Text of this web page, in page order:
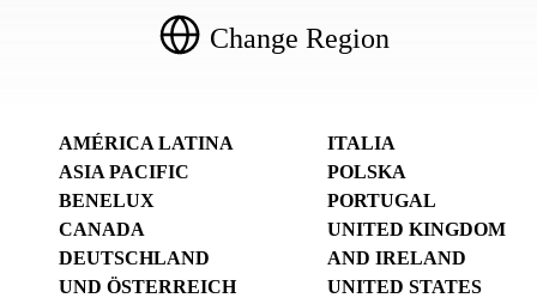
Change Region
AMÉRICA LATINA
ASIA PACIFIC
BENELUX
CANADA
DEUTSCHLAND
UND ÖSTERREICH
ITALIA
POLSKA
PORTUGAL
UNITED KINGDOM
AND IRELAND
UNITED STATES